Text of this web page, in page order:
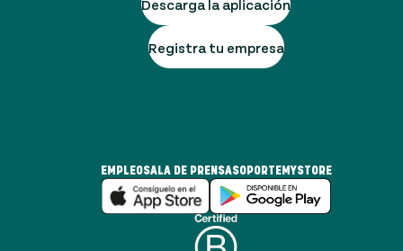
Descarga la aplicación
Registra tu empresa
EMPLEOSALA DE PRENSA SOPORTEMYSTORE